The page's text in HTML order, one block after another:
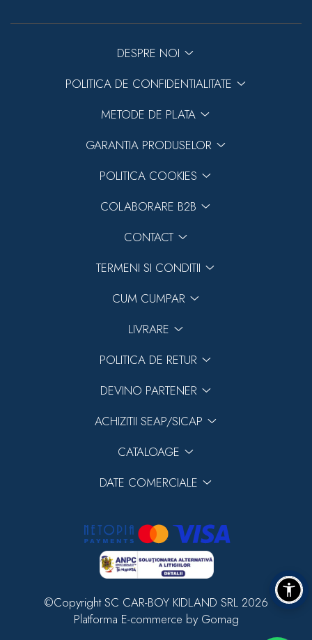
DESPRE NOI
POLITICA DE CONFIDENTIALITATE
METODE DE PLATA
GARANTIA PRODUSELOR
POLITICA COOKIES
COLABORARE B2B
CONTACT
TERMENI SI CONDITII
CUM CUMPAR
LIVRARE
POLITICA DE RETUR
DEVINO PARTENER
ACHIZITII SEAP/SICAP
CATALOAGE
DATE COMERCIALE
©Copyright SC CAR-BOY KIDLAND SRL 2026
Platforma E-commerce by Gomag